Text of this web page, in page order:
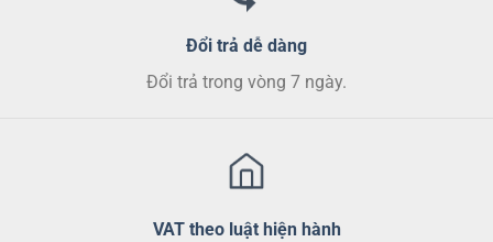
Đổi trả dễ dàng
Đổi trả trong vòng 7 ngày.
VAT theo luật hiện hành